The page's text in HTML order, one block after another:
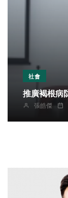
社會
張皓傑